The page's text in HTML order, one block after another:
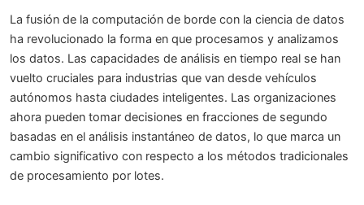
La fusión de la computación de borde con la ciencia de datos
ha revolucionado la forma en que procesamos y analizamos
los datos. Las capacidades de análisis en tiempo real se han
vuelto cruciales para industrias que van desde vehículos
autónomos hasta ciudades inteligentes. Las organizaciones
ahora pueden tomar decisiones en fracciones de segundo
basadas en el análisis instantáneo de datos, lo que marca un
cambio significativo con respecto a los métodos tradicionales
de procesamiento por lotes.